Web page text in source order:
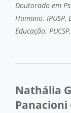
Doutorado em
Humano.
Educação.
Nathália
Panacioni